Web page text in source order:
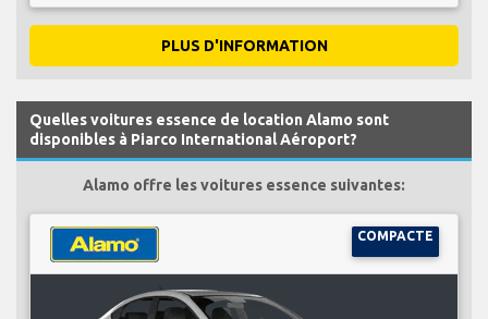
PLUS D'INFORMATION
Quelles voitures essence de location Alamo sont
disponibles à Piarco International Aéroport?
Alamo offre les voitures essence suivantes:
COMPACTE